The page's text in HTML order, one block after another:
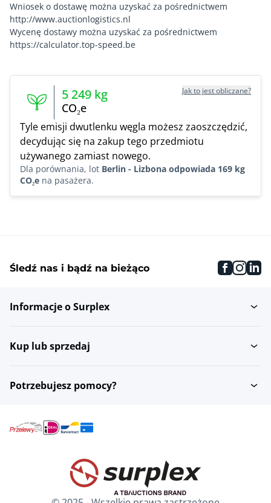
Wniosek o dostawę można uzyskać za pośrednictwem
http://www.auctionlogistics.nl
Wycenę dostawy można uzyskać za pośrednictwem
https://calculator.top-speed.be
5 249 kg
CO₂e
Jak to jest obliczane?
Tyle emisji dwutlenku węgla możesz zaoszczędzić,
decydując się na zakup tego przedmiotu
używanego zamiast nowego.
Dla porównania, lot Berlin - Lizbona odpowiada 169 kg
CO₂e na pasażera.
Śledź nas i bądź na bieżąco
Informacje o Surplex
Kup lub sprzedaj
Potrzebujesz pomocy?